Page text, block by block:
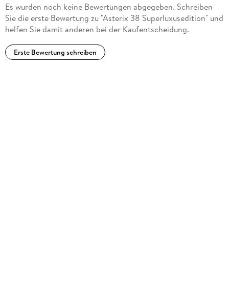
Didier Conrad wurde 1959 in der Mittelmetropole Marseille
geboren. Seine ersten Cartoons veröffentlichte er 1973 im
Magazin Spirou . Seitdem hat sich Conrad zahlreicher Comic-
Serien angenommen und gilt als einer der erfahrensten
Comic-Zeichner aus französischen Landen, der unter
Es wurden noch keine Bewertungen abgegeben. Schreiben
Sie die erste Bewertung zu "Asterix 38 Superluxusedition" und
helfen Sie damit anderen bei der Kaufentscheidung.
Erste Bewertung schreiben